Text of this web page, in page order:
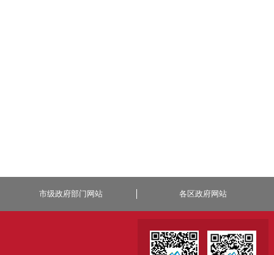
市级政府部门网站 各区政府网站